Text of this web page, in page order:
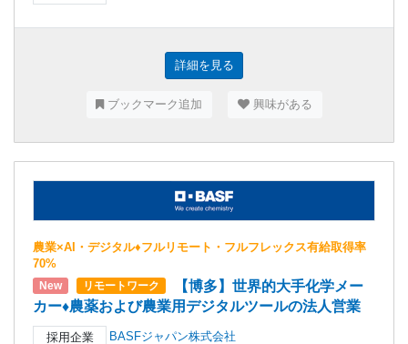
詳細を見る
ブックマーク追加 興味がある
農業×AI・デジタル♦フルリモート・フルフレックス有給取得率
70%
New リモートワーク
【博多】世界的大手化学メー
カー♦農薬および農業用デジタルツールの法人営業
採用企業 BASFジャパン株式会社